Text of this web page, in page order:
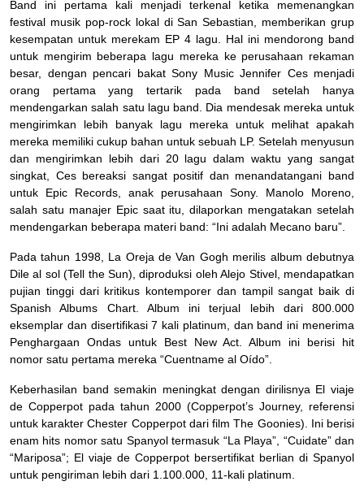
Band ini pertama kali menjadi terkenal ketika memenangkan
festival musik pop-rock lokal di San Sebastian, memberikan grup
kesempatan untuk merekam EP 4 lagu. Hal ini mendorong band
untuk mengirim beberapa lagu mereka ke perusahaan rekaman
besar, dengan pencari bakat Sony Music Jennifer Ces menjadi
orang pertama yang tertarik pada band setelah hanya
mendengarkan salah satu lagu band. Dia mendesak mereka untuk
mengirimkan lebih banyak lagu mereka untuk melihat apakah
mereka memiliki cukup bahan untuk sebuah LP. Setelah menyusun
dan mengirimkan lebih dari 20 lagu dalam waktu yang sangat
singkat, Ces bereaksi sangat positif dan menandatangani band
untuk Epic Records, anak perusahaan Sony. Manolo Moreno,
salah satu manajer Epic saat itu, dilaporkan mengatakan setelah
mendengarkan beberapa materi band: “Ini adalah Mecano baru”.
Pada tahun 1998, La Oreja de Van Gogh merilis album debutnya
Dile al sol (Tell the Sun), diproduksi oleh Alejo Stivel, mendapatkan
pujian tinggi dari kritikus kontemporer dan tampil sangat baik di
Spanish Albums Chart. Album ini terjual lebih dari 800.000
eksemplar dan disertifikasi 7 kali platinum, dan band ini menerima
Penghargaan Ondas untuk Best New Act. Album ini berisi hit
nomor satu pertama mereka “Cuentname al Oído”.
Keberhasilan band semakin meningkat dengan dirilisnya El viaje
de Copperpot pada tahun 2000 (Copperpot’s Journey, referensi
untuk karakter Chester Copperpot dari film The Goonies). Ini berisi
enam hits nomor satu Spanyol termasuk “La Playa”, “Cuidate” dan
“Mariposa”; El viaje de Copperpot bersertifikat berlian di Spanyol
untuk pengiriman lebih dari 1.100.000, 11-kali platinum.